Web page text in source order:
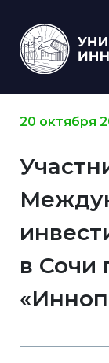
20 октября
в Сочи